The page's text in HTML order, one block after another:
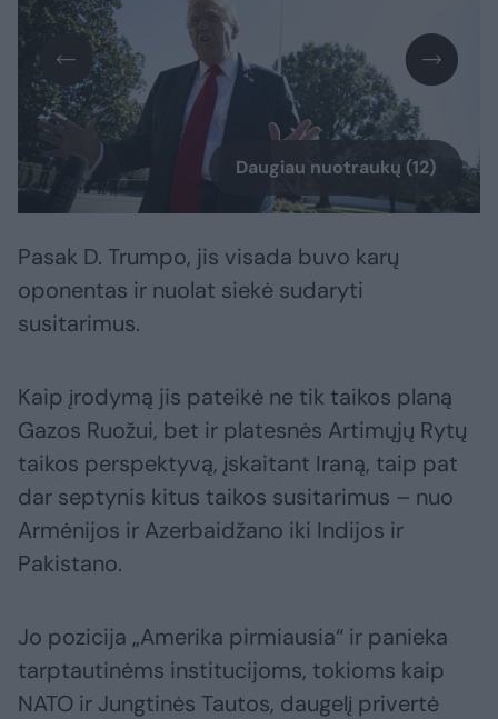
Daugiau nuotraukų (12)
Pasak D. Trumpo, jis visada buvo karų
oponentas ir nuolat siekė sudaryti
susitarimus.
Kaip įrodymą jis pateikė ne tik taikos planą
Gazos Ruožui, bet ir platesnės Artimųjų Rytų
taikos perspektyvą, įskaitant Iraną, taip pat
dar septynis kitus taikos susitarimus – nuo
Armėnijos ir Azerbaidžano iki Indijos ir
Pakistano.
Jo pozicija „Amerika pirmiausia“ ir panieka
tarptautinėms institucijoms, tokioms kaip
NATO ir Jungtinės Tautos, daugelį privertė